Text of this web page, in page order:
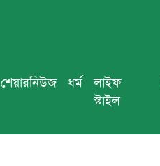
শেয়ারনিউজ ধর্ম
লাইফ
স্টাইল